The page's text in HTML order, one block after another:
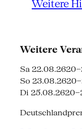
Weitere
Weitere
Sa 22.08.26
So 23.08.26
Di 25.08.26